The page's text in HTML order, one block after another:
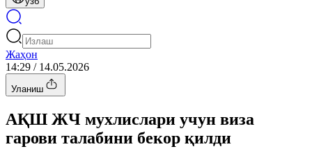
Жаҳон
14:29 / 14.05.2026
Уланиш
АҚШ ЖЧ мухлислари учун виза
гарови талабини бекор қилди